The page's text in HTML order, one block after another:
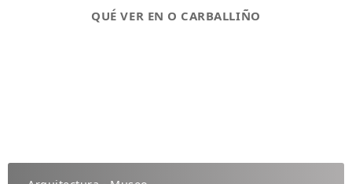
QUÉ VER EN O CARBALLIÑO